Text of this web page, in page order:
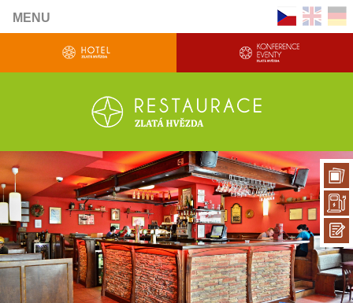
MENU